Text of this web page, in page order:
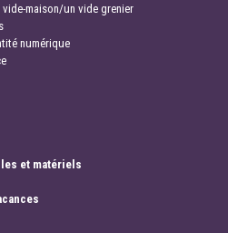
maison/un vide grenier
numérique
et matériels